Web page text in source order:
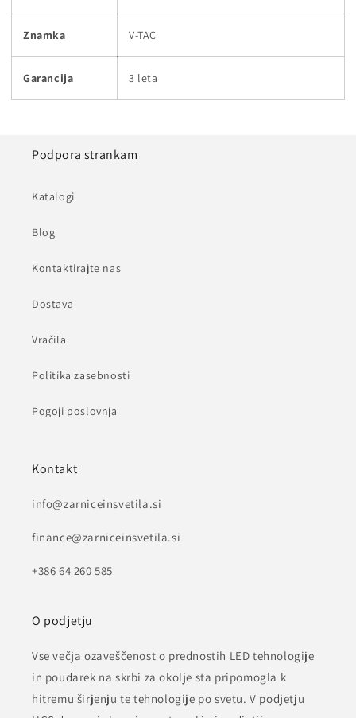
Znamka V-TAC
Garancija 3 leta
Podpora strankam
Katalogi
Blog
Kontaktirajte nas
Dostava
Vračila
Politika zasebnosti
Pogoji poslovnja
Kontakt
info@zarniceinsvetila.si
finance@zarniceinsvetila.si
+386 64 260 585
O podjetju
Vse večja ozaveščenost o prednostih LED tehnologije
in poudarek na skrbi za okolje sta pripomogla k
hitremu širjenju te tehnologije po svetu. V podjetju